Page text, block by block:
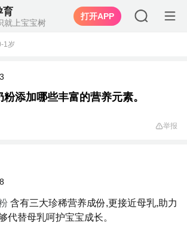
育
就上宝宝树
打开APP
1岁
添加哪些丰富的营养元素。
举报
含有三大珍稀营养成份,更接近母乳,助力
代替母乳呵护宝宝成长。